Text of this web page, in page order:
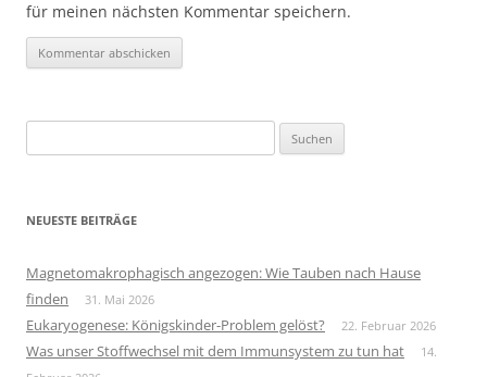
für meinen nächsten Kommentar speichern.
nach:
NEUESTE BEITRÄGE
Magnetomakrophagisch angezogen: Wie Tauben nach Hause
finden
31. Mai 2026
Eukaryogenese: Königskinder-Problem gelöst? 22. Februar 2026
Was unser Stoffwechsel mit dem Immunsystem zu tun hat
14.